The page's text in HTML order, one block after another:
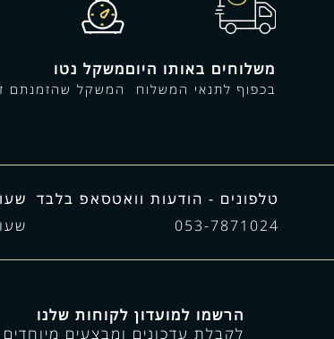
משלוחים באותו היום
בכפוף לתנאי המשלוח
משקל נטו
המשקל שהזמנתם
טלפונים - הודעות וואטסאפ בלבד
053-7871024
הרשמו למועדון לקוחות שלנו
לקבלת עדכונים ומבצעים מיוחדים